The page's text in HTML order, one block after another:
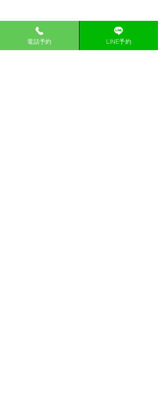
第6条（規約の変更）
本規約の内容は、必要に応じて変
電話予約 LINE予約